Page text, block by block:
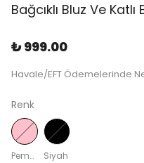
Bağcıklı Bluz Ve Katlı
₺ 999.00
Havale/EFT Ödemelerinde
Renk
Pembe Siyah